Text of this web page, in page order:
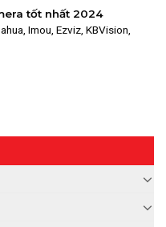
tốt nhất 2024
Imou, Ezviz, KBVision,